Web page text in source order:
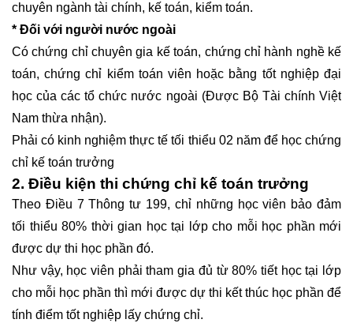
chuyên ngành tài chính, kế toán, kiểm toán.
* Đối với người nước ngoài
Có chứng chỉ chuyên gia kế toán, chứng chỉ hành nghề kế
toán, chứng chỉ kiểm toán viên hoặc bằng tốt nghiệp đại
học của các tổ chức nước ngoài (Được Bộ Tài chính Việt
Nam thừa nhận).
Phải có kinh nghiệm thực tế tối thiểu 02 năm để học chứng
chỉ kế toán trưởng
2. Điều kiện thi chứng chỉ kế toán trưởng
Theo Điều 7 Thông tư 199, chỉ những học viên bảo đảm
tối thiểu 80% thời gian học tại lớp cho mỗi học phần mới
được dự thi học phần đó.
Như vậy, học viên phải tham gia đủ từ 80% tiết học tại lớp
cho mỗi học phần thì mới được dự thi kết thúc học phần để
tính điểm tốt nghiệp lấy chứng chỉ.